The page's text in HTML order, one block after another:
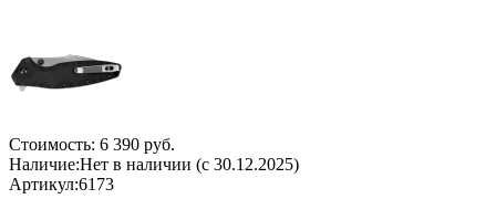
Стоимость: 6 390 руб.
Наличие:Нет в наличии (с 30.12.2025)
Артикул:6173